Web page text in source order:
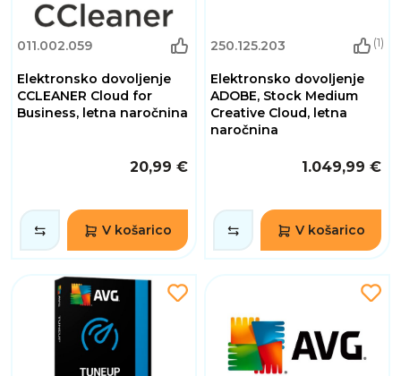
011.002.059
Elektronsko dovoljenje
CCLEANER Cloud for
Business, letna naročnina
20,99 €
V košarico
250.125.203 (1)
Elektronsko dovoljenje
ADOBE, Stock Medium
Creative Cloud, letna
naročnina
1.049,99 €
V košarico